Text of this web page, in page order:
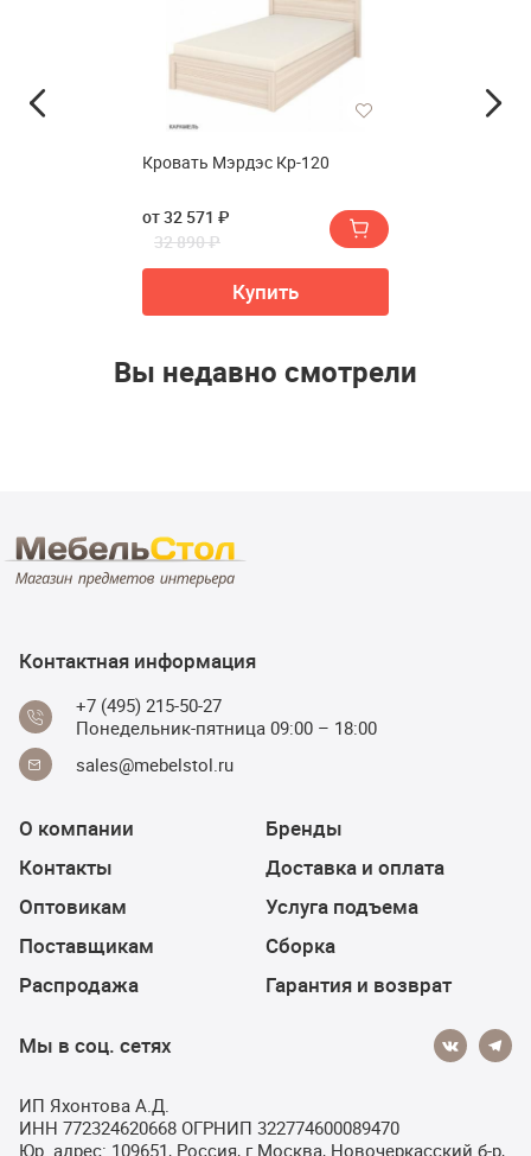
Кровать Мэрдэс Кр-120
от 32 571 ₽
32 890 ₽
Купить
Вы недавно смотрели
Контактная информация
+7 (495) 215-50-27
Понедельник-пятница 09:00 – 18:00
sales@mebelstol.ru
О компании
Контакты
Оптовикам
Поставщикам
Распродажа
Бренды
Доставка и оплата
Услуга подъема
Сборка
Гарантия и возврат
Мы в соц. сетях
ИП Яхонтова А.Д.
ИНН 772324620668 ОГРНИП 322774600089470
Юр. адрес: 109651, Россия, г Москва, Новочеркасский б-р,